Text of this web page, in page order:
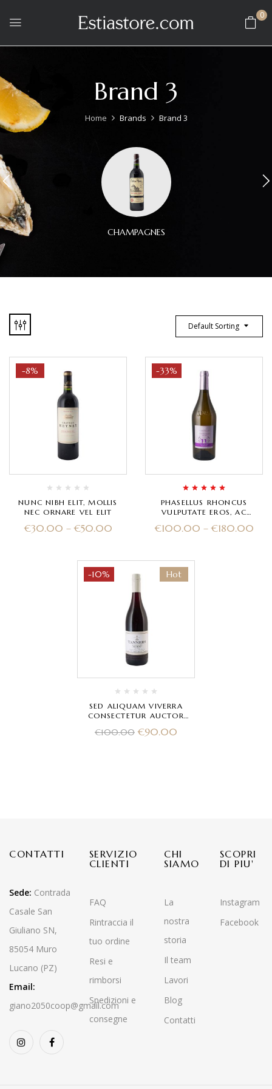
0
Brand 3
Home Brands Brand 3
CHAMPAGNES
Default Sorting
-8%
NUNC NIBH ELIT, MOLLIS
NEC ORNARE VEL ELIT
€30.00 – €50.00
-33%
Rated5.00 out
of 5
PHASELLUS RHONCUS
VULPUTATE EROS, AC
€100.00 – €180.00
Hot
-10%
SED ALIQUAM VIVERRA
CONSECTETUR AUCTOR
€100.00 €90.00
CONTATTI
Sede: Contrada
Casale San
Giuliano SN,
85054 Muro
Lucano (PZ)
Email:
giano2050coop@gmail.com
SERVIZIO
CLIENTI
FAQ
Rintraccia il
tuo ordine
Resi e
rimborsi
Spedizioni e
consegne
CHI
SIAMO
La
nostra
storia
Il team
Lavori
Blog
Contatti
SCOPRI
DI PIU'
Instagram
Facebook